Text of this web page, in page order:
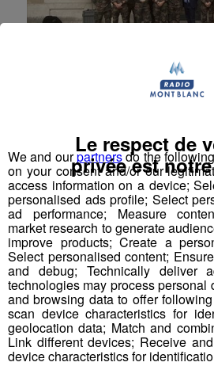
Annecy : le 27ème
l’Assemblée
De la Haute-Savoie à la capitale,
mardi 7 novembre
Politique
We and ourpartnersdo the
on your consent and/or our
access information on a device;
personalised ads profile; Select
ad performance; Measure
market research to generate
improve products; Create a
Select personalised content;
and debug; Technically deliver
technologies may process personal
and browsing data to offer
scan device characteristics for
geolocation data; Match and
Link different devices; Receive
device characteristics for
Le respect de
privée est